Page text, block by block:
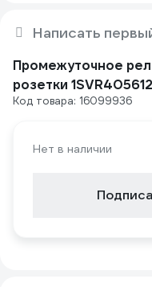
Написать
Промежуточное
розетки
Код товара: 16099936
Нет в наличии